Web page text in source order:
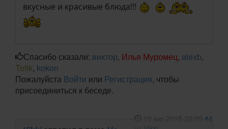
вкусные и красивые блюда!!!
Спасибо сказали: виктор, Илья Муромец, alexb,
Tofik, kokon
Пожалуйста Войти или Регистрация, чтобы
присоединиться к беседе.
10 авг 2015 23:09 #4